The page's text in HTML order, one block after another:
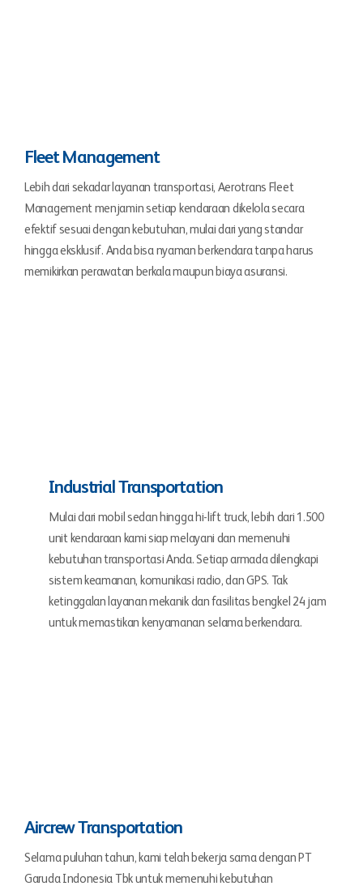
Fleet Management
Lebih dari sekadar layanan transportasi, Aerotrans Fleet
Management menjamin setiap kendaraan dikelola secara
efektif sesuai dengan kebutuhan, mulai dari yang standar
hingga eksklusif. Anda bisa nyaman berkendara tanpa harus
memikirkan perawatan berkala maupun biaya asuransi.
Industrial Transportation
Mulai dari mobil sedan hingga hi-lift truck, lebih dari 1.500
unit kendaraan kami siap melayani dan memenuhi
kebutuhan transportasi Anda. Setiap armada dilengkapi
sistem keamanan, komunikasi radio, dan GPS. Tak
ketinggalan layanan mekanik dan fasilitas bengkel 24 jam
untuk memastikan kenyamanan selama berkendara.
Aircrew Transportation
Selama puluhan tahun, kami telah bekerja sama dengan PT
Garuda Indonesia Tbk untuk memenuhi kebutuhan